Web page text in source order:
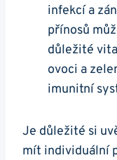
infekcí a
přínosů
důležité
ovoci a
imunitní
Je důležité si
‍mít individuální